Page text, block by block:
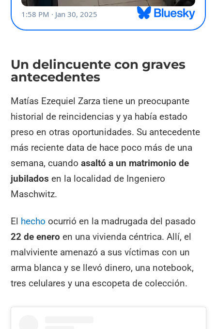
Un delincuente con graves
antecedentes
Matías Ezequiel Zarza tiene un preocupante
historial de reincidencias y ya había estado
preso en otras oportunidades. Su antecedente
más reciente data de hace poco más de una
semana, cuandoasaltó a un matrimonio de
jubilados en la localidad de Ingeniero
Maschwitz.
El hecho ocurrió en la madrugada del pasado
22 de enero en una vivienda céntrica. Allí, el
malviviente amenazó a sus víctimas con un
arma blanca y se llevó dinero, una notebook,
tres celulares y una escopeta de colección.